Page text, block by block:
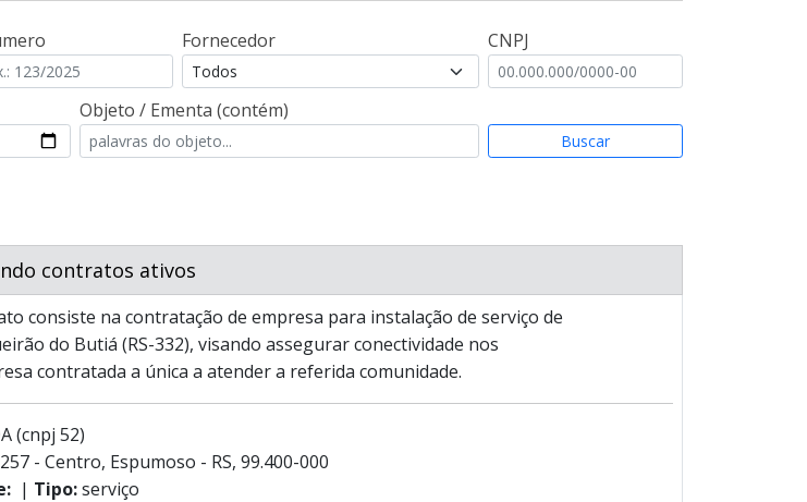
Fornecedor
Todos
CNPJ
Objeto / Ementa (contém)
Buscar
contratos ativos
consiste na contratação de empresa para instalação de serviço de
do Butiá (RS-332), visando assegurar conectividade nos
contratada a única a atender a referida comunidade.
(cnpj 52)
- Centro, Espumoso - RS, 99.400-000
| Tipo:serviço